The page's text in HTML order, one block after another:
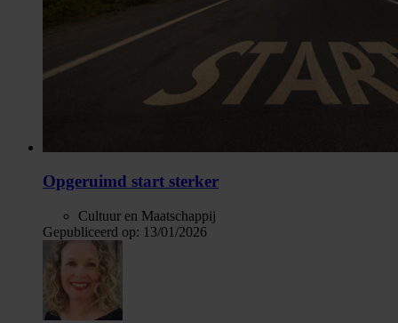
Opgeruimd start sterker
Cultuur en Maatschappij
Gepubliceerd op: 13/01/2026